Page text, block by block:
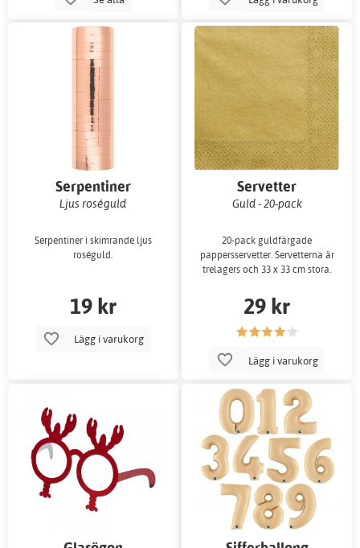
Serpentiner
Ljus roséguld
Serpentiner i skimrande ljus
roséguld.
19 kr
Lägg i varukorg
Servetter
Guld - 20-pack
20-pack guldfärgade
pappersservetter. Servetterna är
trelagers och 33 x 33 cm stora.
29 kr
Lägg i varukorg